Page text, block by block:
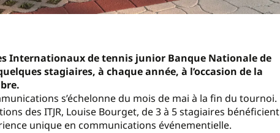
Internationaux de tennis junior Banque Nationale de
stagiaires, à chaque année, à l’occasion de la
s’échelonne du mois de mai à la fin du tournoi.
des ITJR, Louise Bourget, de 3 à 5 stagiaires bénéficient
unique en communications événementielle.